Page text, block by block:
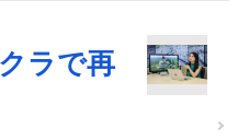
ラで再